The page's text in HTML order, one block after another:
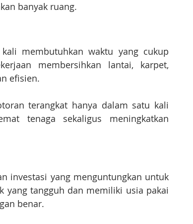
banyak ruang.
membutuhkan waktu yang cukup
membersihkan lantai, karpet,
efisien.
terangkat hanya dalam satu kali
tenaga sekaligus meningkatkan
investasi yang menguntungkan untuk
yang tangguh dan memiliki usia pakai
benar.